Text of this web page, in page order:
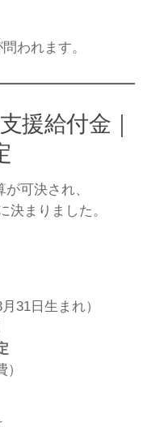
問われます。
援給付金｜
可決され、
決まりました。
31日生まれ）